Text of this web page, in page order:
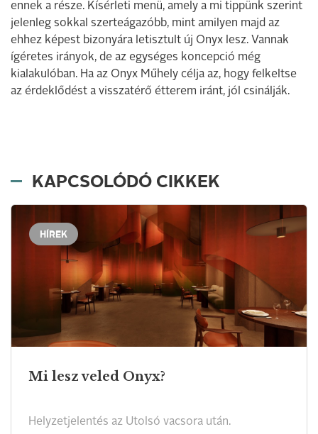
ennek a része. Kísérleti menü, amely a mi tippünk szerint
jelenleg sokkal szerteágazóbb, mint amilyen majd az
ehhez képest bizonyára letisztult új Onyx lesz. Vannak
ígéretes irányok, de az egységes koncepció még
kialakulóban. Ha az Onyx Műhely célja az, hogy felkeltse
az érdeklődést a visszatérő étterem iránt, jól csinálják.
KAPCSOLÓDÓ CIKKEK
HÍREK
Mi lesz veled Onyx?
Helyzetjelentés az Utolsó vacsora után.